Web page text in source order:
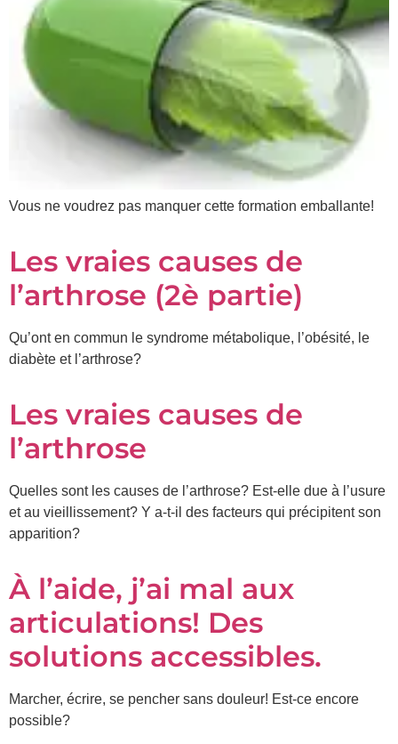
Vous ne voudrez pas manquer cette formation emballante!
Les vraies causes de
l’arthrose (2è partie)
Qu’ont en commun le syndrome métabolique, l’obésité, le
diabète et l’arthrose?
Les vraies causes de
l’arthrose
Quelles sont les causes de l’arthrose? Est-elle due à l’usure
et au vieillissement? Y a-t-il des facteurs qui précipitent son
apparition?
À l’aide, j’ai mal aux
articulations! Des
solutions accessibles.
Marcher, écrire, se pencher sans douleur! Est-ce encore
possible?